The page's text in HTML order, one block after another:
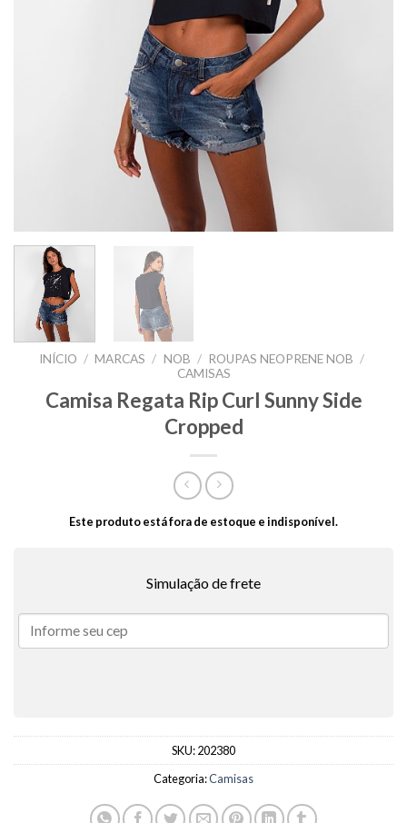
INÍCIO / MARCAS / NOB / ROUPAS NEOPRENE NOB /
CAMISAS
Camisa Regata Rip Curl Sunny Side
Cropped
Este produto está fora de estoque e indisponível.
Simulação de frete
SKU:202380
Categoria:Camisas